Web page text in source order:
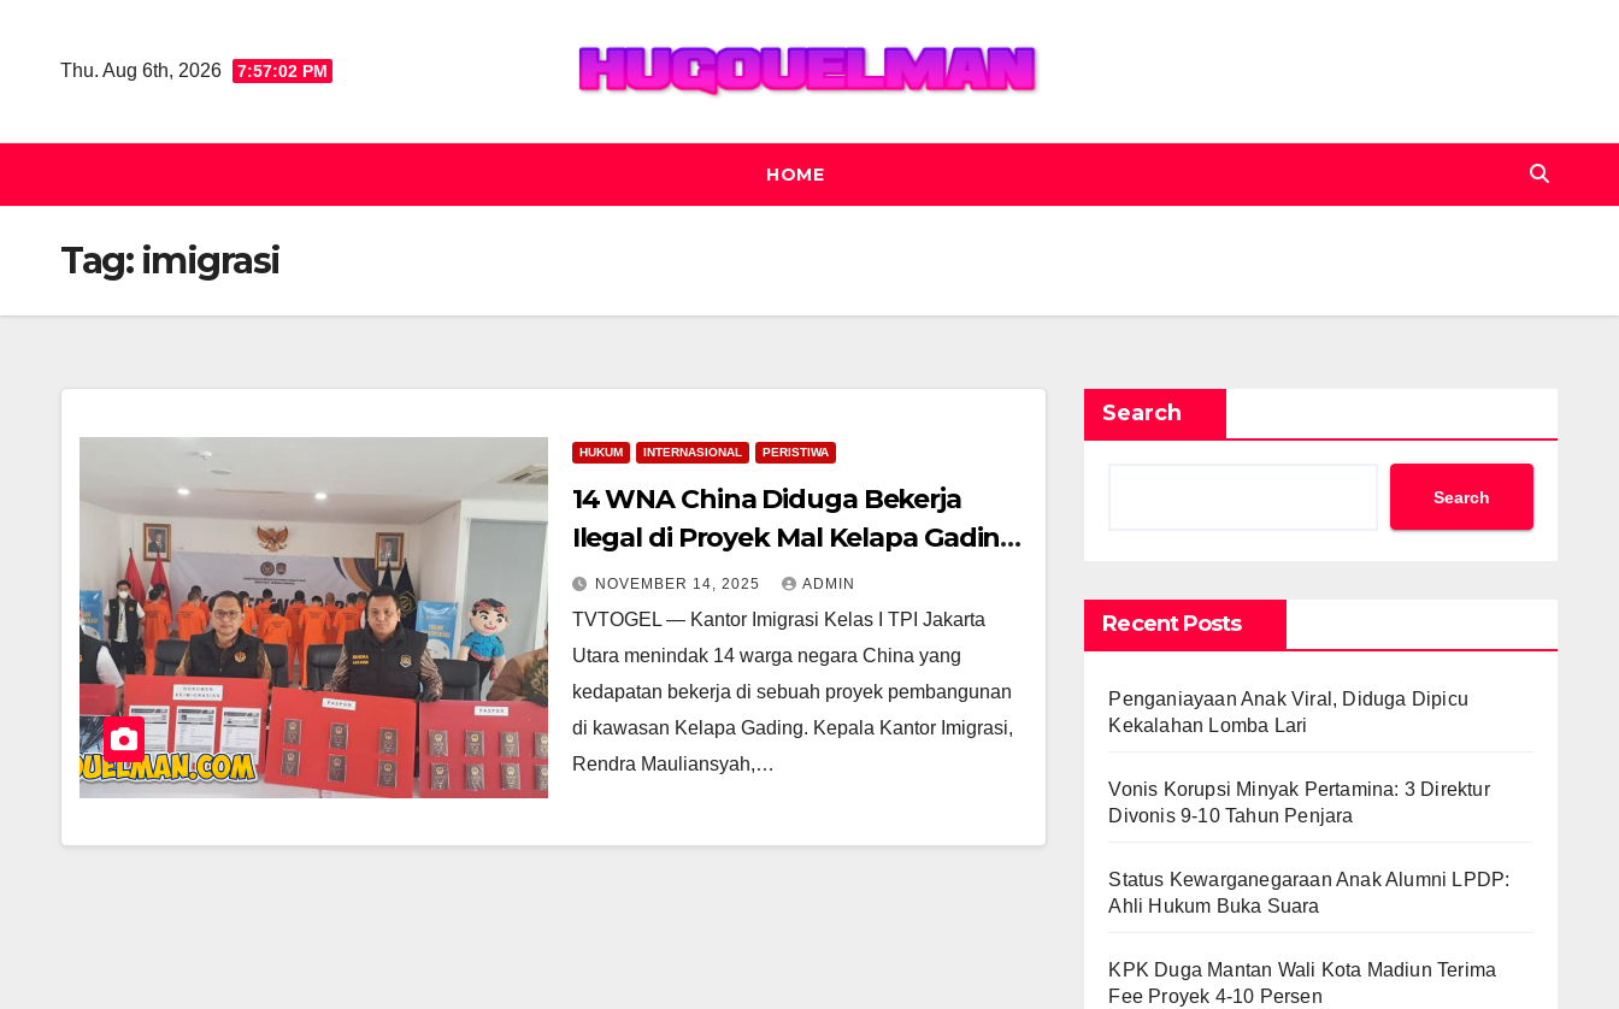
Thu. Aug 6th, 2026 7:57:02 PM
HOME
Tag: imigrasi
HUKUM INTERNASIONAL PERISTIWA
14 WNA China Diduga Bekerja
Ilegal di Proyek Mal Kelapa Gading,
Imigrasi Lakukan Penindakan
NOVEMBER 14, 2025 ADMIN
TVTOGEL — Kantor Imigrasi Kelas I TPI Jakarta
Utara menindak 14 warga negara China yang
kedapatan bekerja di sebuah proyek pembangunan
di kawasan Kelapa Gading. Kepala Kantor Imigrasi,
Rendra Mauliansyah,…
Search
Search
Recent Posts
Penganiayaan Anak Viral, Diduga Dipicu
Kekalahan Lomba Lari
Vonis Korupsi Minyak Pertamina: 3 Direktur
Divonis 9-10 Tahun Penjara
Status Kewarganegaraan Anak Alumni LPDP:
Ahli Hukum Buka Suara
KPK Duga Mantan Wali Kota Madiun Terima
Fee Proyek 4-10 Persen